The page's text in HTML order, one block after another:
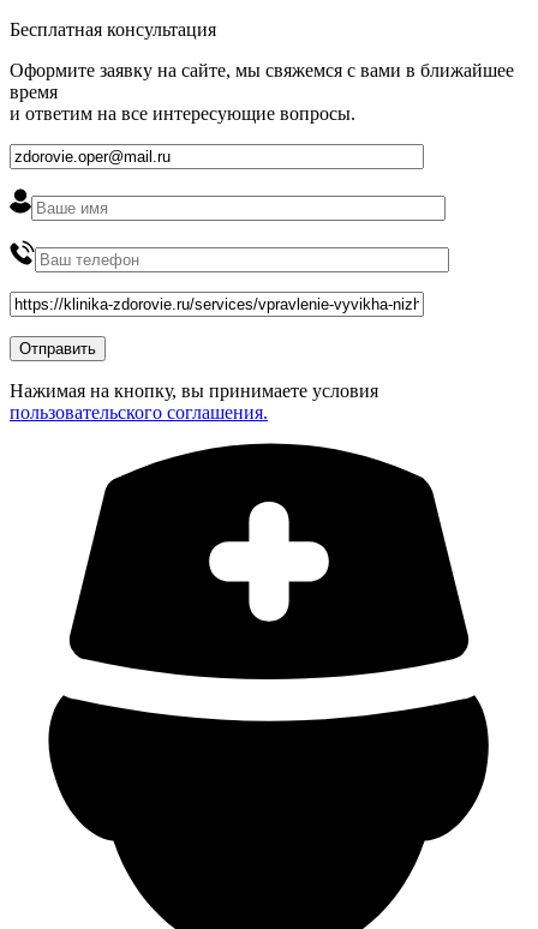
Бесплатная консультация
Оформите заявку на сайте, мы свяжемся с вами в ближайшее
время
и ответим на все интересующие вопросы.
Нажимая на кнопку, вы принимаете условия
пользовательского соглашения.